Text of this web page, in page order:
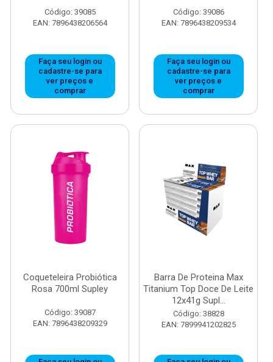
Código: 39085
EAN: 7896438206564
Faça seu login ou
cadastre-se para
ver preços e
comprar
Código: 39086
EAN: 7896438209534
Faça seu login ou
cadastre-se para
ver preços e
comprar
Coqueteleira Probiótica
Rosa 700ml Supley
Código: 39087
EAN: 7896438209329
Barra De Proteina Max
Titanium Top Doce De Leite
12x41g Supl...
Código: 38828
EAN: 7899941202825